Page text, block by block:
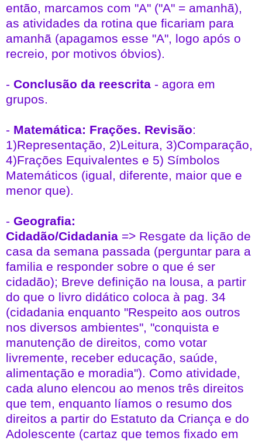
então, marcamos com "A" ("A" = amanhã),
as atividades da rotina que ficariam para
amanhã (apagamos esse "A", logo após o
recreio, por motivos óbvios).
- Conclusão da reescrita - agora em
grupos.
- Matemática: Frações. Revisão:
1)Representação, 2)Leitura, 3)Comparação,
4)Frações Equivalentes e 5) Símbolos
Matemáticos (igual, diferente, maior que e
menor que).
- Geografia:
Cidadão/Cidadania => Resgate da lição de
casa da semana passada (perguntar para a
familia e responder sobre o que é ser
cidadão); Breve definição na lousa, a partir
do que o livro didático coloca à pag. 34
(cidadania enquanto "Respeito aos outros
nos diversos ambientes", "conquista e
manutenção de direitos, como votar
livremente, receber educação, saúde,
alimentação e moradia"). Como atividade,
cada aluno elencou ao menos três direitos
que tem, enquanto líamos o resumo dos
direitos a partir do Estatuto da Criança e do
Adolescente (cartaz que temos fixado em